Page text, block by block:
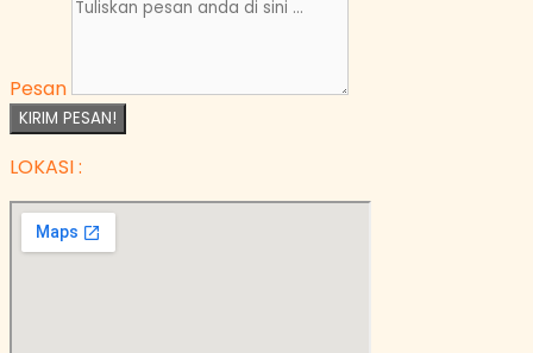
Pesan
KIRIM PESAN!
LOKASI :